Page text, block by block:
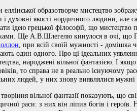
еллінської образотворче мистецтво
і духовні якості нордичного людини, але
ідею грецької філософії, що
Ще А.В.Шлегелю кинулося в очі, що
, при всій своїй мужності - домішка
один одного. Про ці ідеальних
народжені вільної фантазією. І
то справа не в реально існуючому
людей, у них знову виявлялися мужні
вільної фантазії показують, що
раси: з них він ліпив богів і